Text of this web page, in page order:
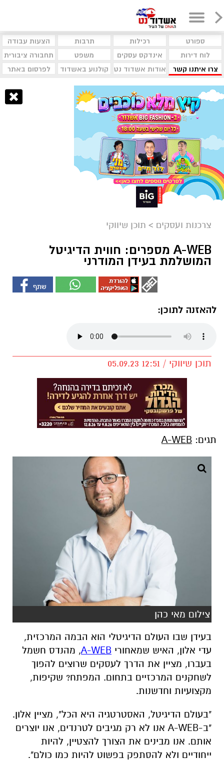
ספורט רכילות תרבות
הצעות עבודה
לוח דירות
אינדקס עסקים משפט
תחבורה ציבורית
צרו איתנו קשר
אודות אשדוד נט קולנוע באשדוד לפרסום באתר
צרכנות ועסקים > תוכן שיווקי
A-WEB מספרים: חווית הדיגיטל
המושלמת בעידן המודרני
להאזנה לתוכן:
תוכן שיווקי / 12:51 05.09.23
תגים: A-WEB
צילום מאי כהן
בעידן שבו העולם הדיגיטלי הוא הבמה המרכזית,
עדי אלון, האיש שמאחורי A-WEB, מהנדס חשמל
בעברו, מציין את הדרך לעסקים שרוצים להפוך
לשחקנים המרכזיים בתחום. המפתח? שקיפות,
מקצועיות וחדשנות.
"בעולם הדיגיטל, האסטרטגיה היא הכל", מציין אלון.
"ב-A-WEB אנו לא רק מגיבים לטרנדים, אנו יוצרים
אותם. אנו מבינים את הצורך להצטיין, להיות
ייחודיים ולא להסתפק בפשוט להיות כמו כולם".